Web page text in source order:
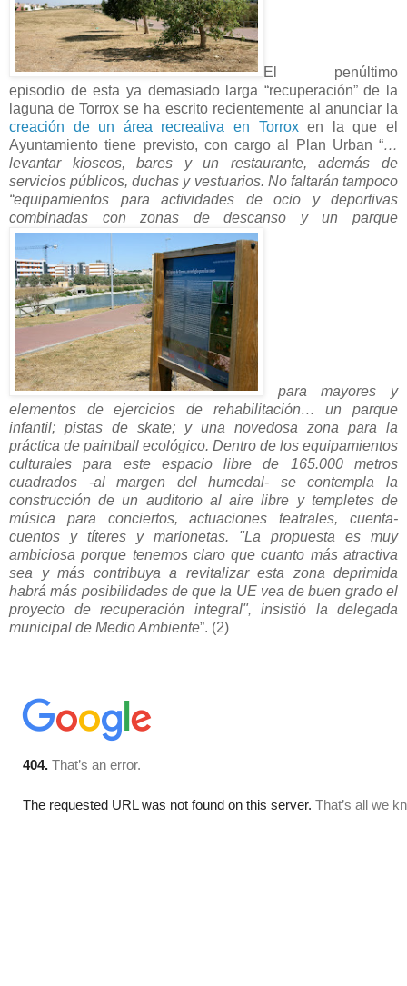
El penúltimo
episodio de esta ya demasiado larga “recuperación” de la
laguna de Torrox se ha escrito recientemente al anunciar la
creación de un área recreativa en Torroxen la que el
Ayuntamiento tiene previsto, con cargo al Plan Urban “…
levantar kioscos, bares y un restaurante, además de
servicios públicos, duchas y vestuarios. No faltarán tampoco
“equipamientos para actividades de ocio y deportivas
combinadas con zonas de descanso y un parque
para mayores y
elementos de ejercicios de rehabilitación… un parque
infantil; pistas de skate; y una novedosa zona para la
práctica de paintball ecológico. Dentro de los equipamientos
culturales para este espacio libre de 165.000 metros
cuadrados -al margen del humedal- se contempla la
construcción de un auditorio al aire libre y templetes de
música para conciertos, actuaciones teatrales, cuenta-
cuentos y títeres y marionetas. "La propuesta es muy
ambiciosa porque tenemos claro que cuanto más atractiva
sea y más contribuya a revitalizar esta zona deprimida
habrá más posibilidades de que la UE vea de buen grado el
proyecto de recuperación integral", insistió la delegada
municipal de Medio Ambiente”. (2)